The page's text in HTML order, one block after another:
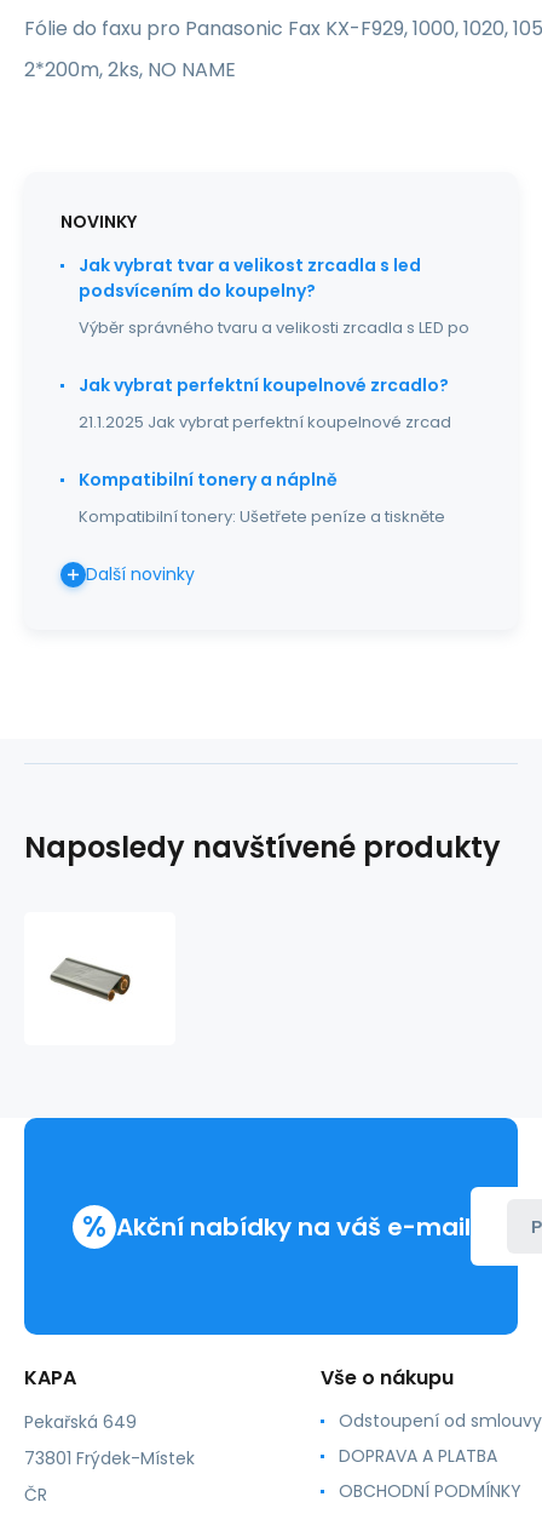
Fólie do faxu pro Panasonic Fax KX-F929, 1000, 1020,
2*200m, 2ks, NO NAME
NOVINKY
Jak vybrat tvar a velikost zrcadla s led
podsvícením do koupelny?
Výběr správného tvaru a velikosti zrcadla s LED po
Jak vybrat perfektní koupelnové zrcadlo?
21.1.2025 Jak vybrat perfektní koupelnové zrcad
Kompatibilní tonery a náplně
Kompatibilní tonery: Ušetřete peníze a tiskněte
Další novinky
Naposledy navštívené produkty
,
% Akční nabídky na váš e-mail
KAPA
Pekařská 649
73801 Frýdek-Místek
ČR
Vše o nákupu
Odstoupení od smlouvy
DOPRAVA A PLATBA
OBCHODNÍ PODMÍNKY